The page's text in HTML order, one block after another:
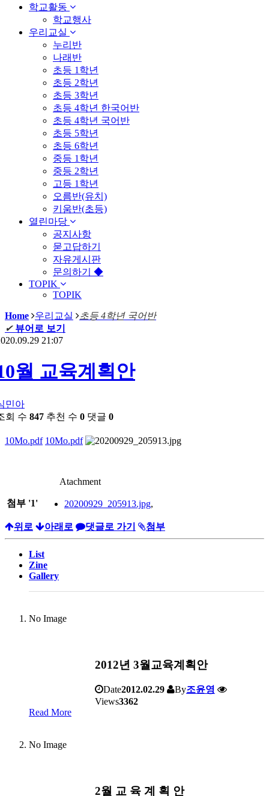
학교활동
학교행사
우리교실
누리반
나래반
초등 1학년
초등 2학년
초등 3학년
초등 4학년 한국어반
초등 4학년 국어반
초등 5학년
초등 6학년
중등 1학년
중등 2학년
고등 1학년
오름반(유치)
키움반(초등)
열린마당
공지사항
묻고답하기
자유게시판
문의하기 ◆
TOPIK
TOPIK
Home 우리교실
초등 4학년 국어반
✔ 뷰어로 보기
21:07
월 교육계획안
민아
회 수 847 추천 수 0 댓글 0
10Mo.pdf 10Mo.pdf
Atachment
첨부 '1' 20200929_205913.jpg,
위로 아래로 댓글로 가기 첨부
List
Zine
Gallery
No Image
2012년 3월교육계획안
Date2012.02.29 By조윤영
Views3362
Read More
No Image
2월 교 육 계 획 안